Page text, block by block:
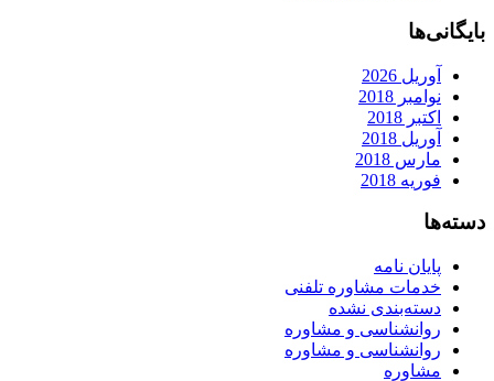
بایگانی‌ها
آوریل 2026
نوامبر 2018
اکتبر 2018
آوریل 2018
مارس 2018
فوریه 2018
دسته‌ها
پایان نامه
خدمات مشاوره تلفنی
دسته‌بندی نشده
روانشناسی و مشاوره
روانشناسی و مشاوره
مشاوره